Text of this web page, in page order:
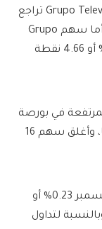
11.80 عند الاغلاق. سهم Grupo Televisa SAB Unit (BMV:) تراجع
بمقدار 4.46% أو 0.46 نقطة عند سعر 9.85، أما سهم Grupo
Carso, SAB De CV (BMV:) تراجع بمقدار 3.78% أو 4.66 نقطة
في بورصة
المكسيك بواقع 142 سهما مقابل 68 سهما، وأغلق سهم 16
إرتفعت العقود الآجلة للذهب تسليم شهر ديسمبر 0.23% أو
للأونصة. وبالنسبة لتداول